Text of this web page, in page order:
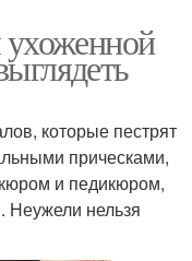
ухоженной
которые пестрят
прическами,
и педикюром,
Неужели нельзя